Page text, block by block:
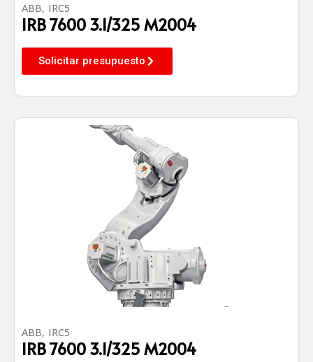
ABB, IRC5
IRB 7600 3.1/325 M2004
Solicitar presupuesto
ABB, IRC5
IRB 7600 3.1/325 M2004